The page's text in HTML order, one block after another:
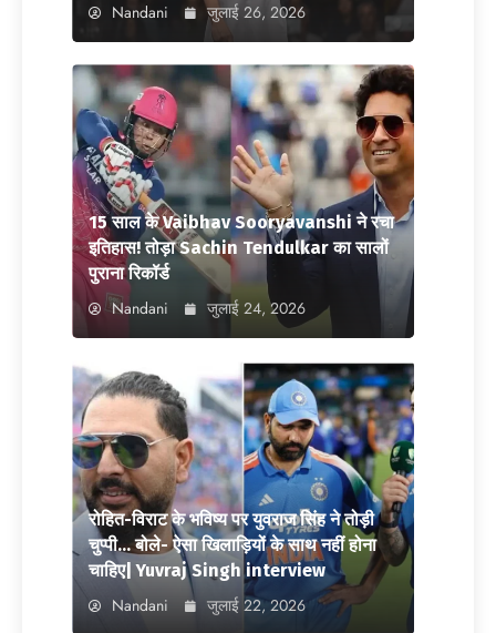
Nandani जुलाई 26, 2026
15 साल के Vaibhav Sooryavanshi ने रचा
इतिहास! तोड़ा Sachin Tendulkar का सालों
पुराना रिकॉर्ड
Nandani जुलाई 24, 2026
रोहित-विराट के भविष्य पर युवराज सिंह ने तोड़ी
चुप्पी… बोले- ऐसा खिलाड़ियों के साथ नहीं होना
चाहिए| Yuvraj Singh interview
Nandani जुलाई 22, 2026